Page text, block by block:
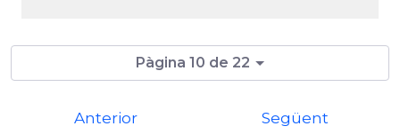
Pàgina 10 de 22
Anterior Següent